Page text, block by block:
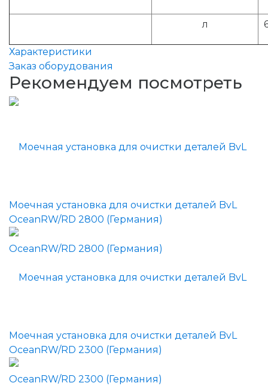
л
Характеристики
Заказ оборудования
Рекомендуем посмотреть
Моечная установка для очистки деталей BvL
OceanRW/RD 2800 (Германия)
Моечная установка для очистки деталей BvL
OceanRW/RD 2300 (Германия)